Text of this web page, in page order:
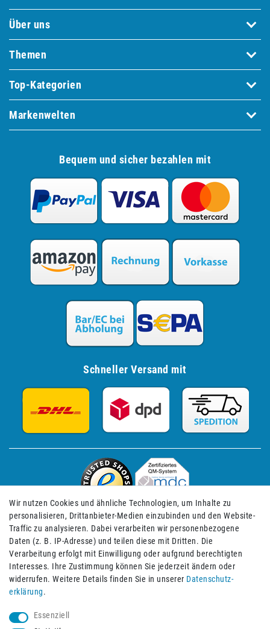
Über uns
Themen
Top-Kategorien
Markenwelten
Bequem und sicher bezahlen mit
Schneller Versand mit
Impressum Daten­schutz­erklärung AGB
Wir nutzen Cookies und ähnliche Technologien, um Inhalte zu
personalisieren, Drittanbieter-Medien einzubinden und den Website-
Traffic zu analysieren. Dabei verarbeiten wir personenbezogene
Daten (z. B. IP-Adresse) und teilen diese mit Dritten. Die
Verarbeitung erfolgt mit Einwilligung oder aufgrund berechtigten
Interesses. Ihre Zustimmung können Sie jederzeit ändern oder
widerrufen. Weitere Details finden Sie in unserer Daten­schutz­
erklärung.
Essenziell